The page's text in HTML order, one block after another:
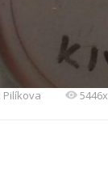
Pilíkova 5446x